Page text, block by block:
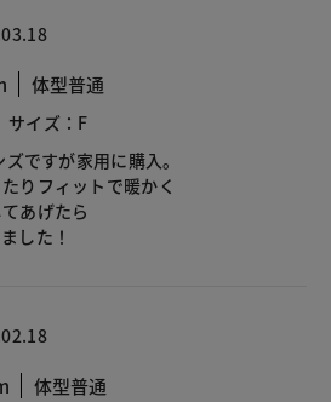
体型普通
サイズ：F
ですが家用に購入。
りフィットで暖かく
あげたら
した！
体型普通